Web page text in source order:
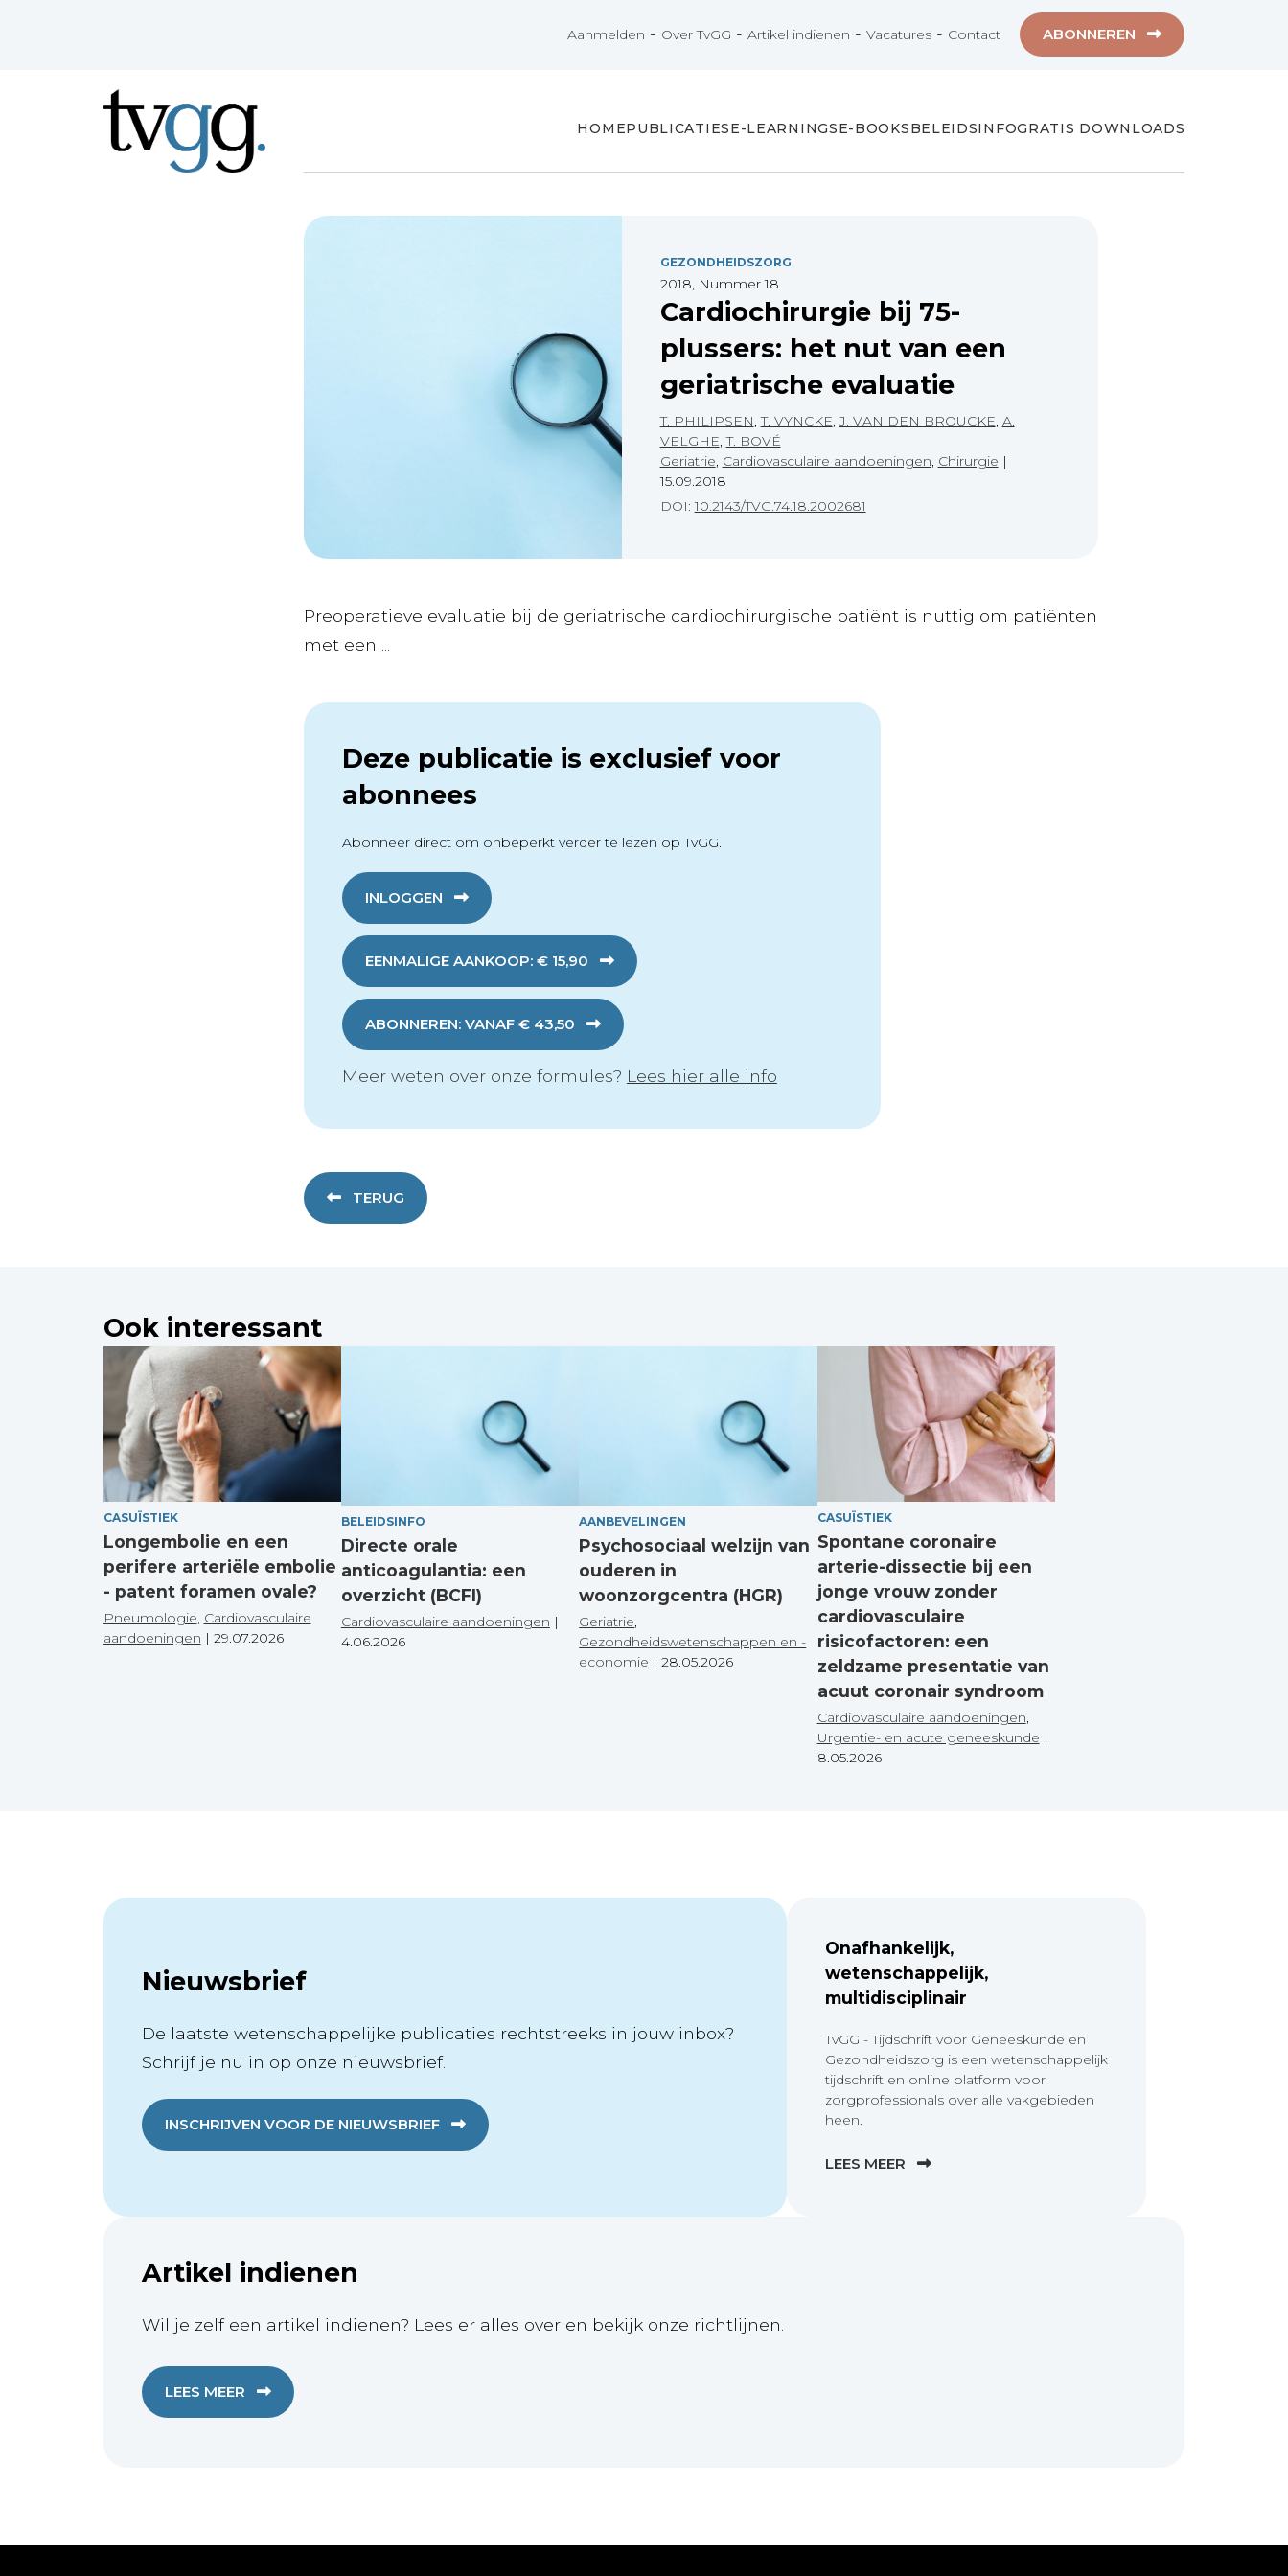
Aanmelden - Over TvGG -Artikel indienen -Vacatures - Contact ABONNEREN
HOMEPUBLICATIESE-LEARNINGSE-BOOKSBELEIDSINFOGRATIS DOWNLOADS
GEZONDHEIDSZORG
2018, Nummer 18
Cardiochirurgie bij 75-
plussers: het nut van een
geriatrische evaluatie
T. PHILIPSEN,T. VYNCKE,J. VAN DEN BROUCKE, A.
VELGHE,T. BOVÉ
Geriatrie, Cardiovasculaire aandoeningen, Chirurgie |
15.09.2018
DOI:10.2143/TVG.74.18.2002681
Preoperatieve evaluatie bij de geriatrische cardiochirurgische patiënt is nuttig om patiënten
met een ...
Deze publicatie is exclusief voor
abonnees
Abonneer direct om onbeperkt verder te lezen op TvGG.
INLOGGEN
EENMALIGE AANKOOP: € 15,90
ABONNEREN: VANAF € 43,50
Meer weten over onze formules? Lees hier alle info
TERUG
Ook interessant
CASUÏSTIEK
Longembolie en een
perifere arteriële embolie
- patent foramen ovale?
Pneumologie Cardiovasculaire
aandoeningen | 29.07.2026
BELEIDSINFO
Directe orale
anticoagulantia: een
overzicht (BCFI)
Cardiovasculaire aandoeningen |
4.06.2026
AANBEVELINGEN
Psychosociaal welzijn van
ouderen in
woonzorgcentra (HGR)
Geriatrie,
Gezondheidswetenschappen en -
economie |28.05.2026
CASUÏSTIEK
Spontane coronaire
arterie-dissectie bij een
jonge vrouw zonder
cardiovasculaire
risicofactoren: een
zeldzame presentatie van
acuut coronair syndroom
Cardiovasculaire aandoeningen
Urgentie- en acute geneeskunde |
8.05.2026
Nieuwsbrief
De laatste wetenschappelijke publicaties rechtstreeks in jouw inbox?
Schrijf je nu in op onze nieuwsbrief.
INSCHRIJVEN VOOR DE NIEUWSBRIEF
Onafhankelijk,
wetenschappelijk,
multidisciplinair
TvGG - Tijdschrift voor Geneeskunde en
Gezondheidszorg is een wetenschappelijk
tijdschrift en online platform voor
zorgprofessionals over alle vakgebieden
heen.
LEES MEER
Artikel indienen
Wil je zelf een artikel indienen? Lees er alles over en bekijk onze richtlijnen.
LEES MEER